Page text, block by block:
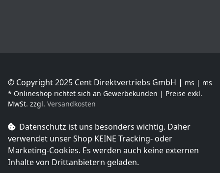
© Copyright 2025 Cent Direktvertriebs GmbH | ms | ms
* Onlineshop richtet sich an Gewerbekunden | Preise exkl.
MwSt. zzgl. Versandkosten
Datenschutz ist uns besonders wichtig. Daher
verwendet unser Shop KEINE Tracking- oder
Marketing-Cookies. Es werden auch keine externen
Inhalte von Drittanbietern geladen.